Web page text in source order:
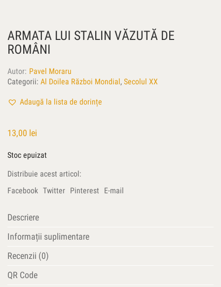
ARMATA LUI STALIN VĂZUTĂ DE
ROMÂNI
Autor Pavel Moraru
Categorii: Al Doilea Război Mondial, Secolul XX
Adaugă la lista de dorințe
13,00 lei
Stoc epuizat
Distribuie acest articol:
Facebook Twitter Pinterest E-mail
Descriere
Informații suplimentare
Recenzii (0)
QR Code